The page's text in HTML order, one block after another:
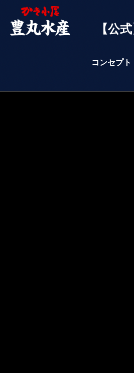
【公
コンセプト